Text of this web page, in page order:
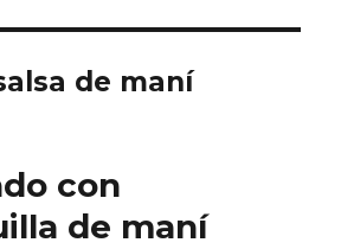
de maní
con
de maní